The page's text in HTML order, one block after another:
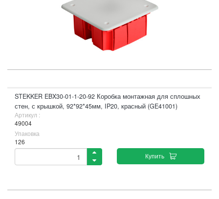
STEKKER EBX30-01-1-20-92 Коробка монтажная для сплошных
стен, с крышкой, 92*92*45мм, IP20, красный (GE41001)
Артикул :
49004
Упаковка
126
Купить